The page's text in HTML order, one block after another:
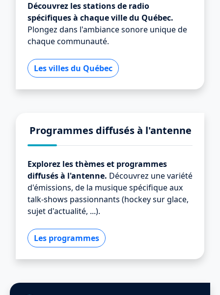
Découvrez les stations de radio
spécifiques à chaque ville du Québec.
Plongez dans l'ambiance sonore unique de
chaque communauté.
Les villes du Québec
Programmes diffusés à l'antenne
Explorez les thèmes et programmes
diffusés à l'antenne. Découvrez une variété
d'émissions, de la musique spécifique aux
talk-shows passionnants (hockey sur glace,
sujet d'actualité, ...).
Les programmes